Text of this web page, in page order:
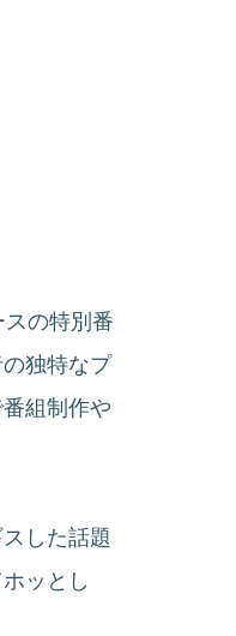
の特別番
独特なプ
組制作や
した話題
ッとし